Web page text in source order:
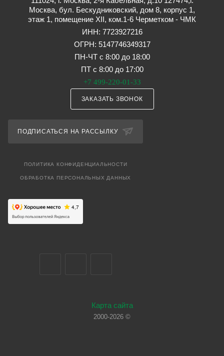
Москва, бул. Бескудниковский, дом 8, корпус 1,
этаж 1, помещение XII, ком.1-6 Черметком - ЧМК
ИНН: 7723927216
ОГРН: 5147746349317
ПН-ЧТ с 8:00 до 18:00
ПТ с 8:00 до 17:00
+7 499-220-01-33
ЗАКАЗАТЬ ЗВОНОК
ПОДПИСАТЬСЯ НА РАССЫЛКУ
ПОЛИТИКА КОНФИДЕНЦИАЛЬНОСТИ
ОБРАБОТКА ПЕРСОНАЛЬНЫХ ДАННЫХ
Карта сайта
2000-2026 ©